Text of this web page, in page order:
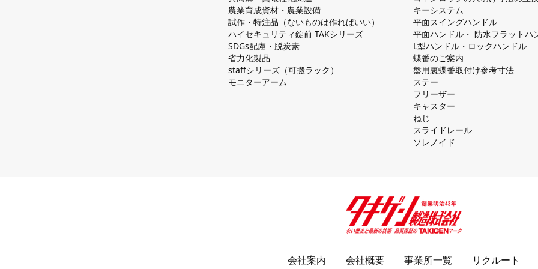
農業育成資材・農業設備
試作・特注品（ないものは作ればいい）
ハイセキュリティ錠前 TAKシリーズ
SDGs配慮・脱炭素
省力化製品
staffシリーズ（可搬ラック）
モニターアーム
キーシステム
平⾯スイングハンドル
平⾯ハンドル・ 防⽔フラットハ
L型ハンドル・ロックハンドル
蝶番のご案内
盤⽤裏蝶番取付け参考⼨法
ステー
フリーザー
キャスター
ねじ
スライドレール
ソレノイド
会社案内 会社概要 事業所一覧 リクルート